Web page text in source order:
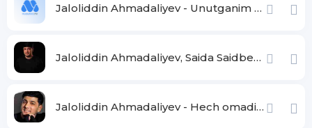
Jaloliddin Ahmadaliyev - Unutganim yo'q
Jaloliddin Ahmadaliyev, Saida Saidbekova - Bu dunyoda siz kam men ortiqcha
Jaloliddin Ahmadaliyev - Hech omadim kelmadi